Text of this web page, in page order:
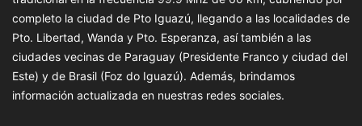
completo la ciudad de Pto Iguazú, llegando a las localidades de
Pto. Libertad, Wanda y Pto. Esperanza, así también a las
ciudades vecinas de Paraguay (Presidente Franco y ciudad del
Este) y de Brasil (Foz do Iguazú). Además, brindamos
información actualizada en nuestras redes sociales.